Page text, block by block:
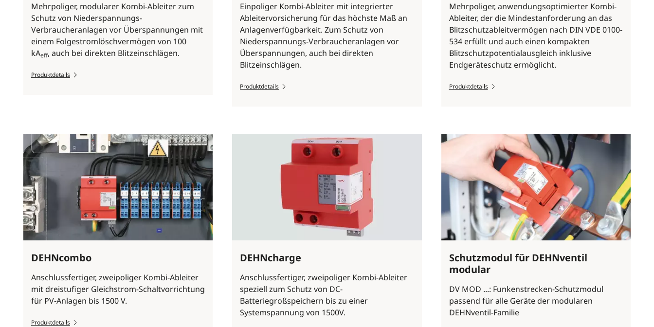
Mehrpoliger, modularer Kombi-Ableiter zum
Schutz von Niederspannungs-
Verbraucheranlagen vor Überspannungen mit
einem Folgestromlöschvermögen von 100
kAeff, auch bei direkten Blitzeinschlägen.
Produktdetails
Einpoliger Kombi-Ableiter mit integrierter
Ableitervorsicherung für das höchste Maß an
Anlagenverfügbarkeit. Zum Schutz von
Niederspannungs-Verbraucheranlagen vor
Überspannungen, auch bei direkten
Blitzeinschlägen.
Produktdetails
Mehrpoliger, anwendungsoptimierter Kombi-
Ableiter, der die Mindestanforderung an das
Blitzschutzableitvermögen nach DIN VDE 0100-
534 erfüllt und auch einen kompakten
Blitzschutzpotentialausgleich inklusive
Endgeräteschutz ermöglicht.
Produktdetails
DEHNcombo
Anschlussfertiger, zweipoliger Kombi-Ableiter
mit dreistufiger Gleichstrom-Schaltvorrichtung
für PV-Anlagen bis 1500 V.
Produktdetails
DEHNcharge
Anschlussfertiger, zweipoliger Kombi-Ableiter
speziell zum Schutz von DC-
Batteriegroßspeichern bis zu einer
Systemspannung von 1500V.
Schutzmodul für DEHNventil
modular
DV MOD ...: Funkenstrecken-Schutzmodul
passend für alle Geräte der modularen
DEHNventil-Familie